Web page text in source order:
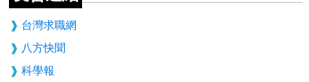
台灣求職網
八方快聞
科學報